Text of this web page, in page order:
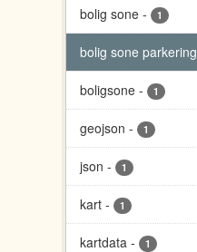
bolig sone - 1
bolig sone parkering
boligsone - 1
geojson - 1
json - 1
kart - 1
kartdata - 1